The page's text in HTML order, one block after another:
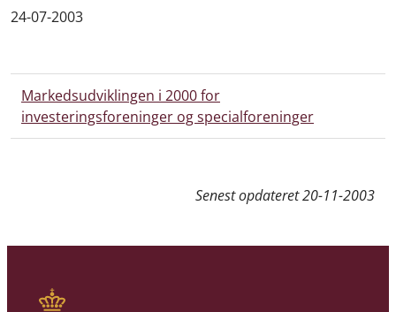
24-07-2003
Markedsudviklingen i 2000 for
investeringsforeninger og specialforeninger
Senest opdateret20-11-2003